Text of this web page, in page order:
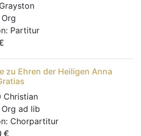
Org
Partitur
zu Ehren der Heiligen Anna
Christian
Org ad lib
Chorpartitur
€